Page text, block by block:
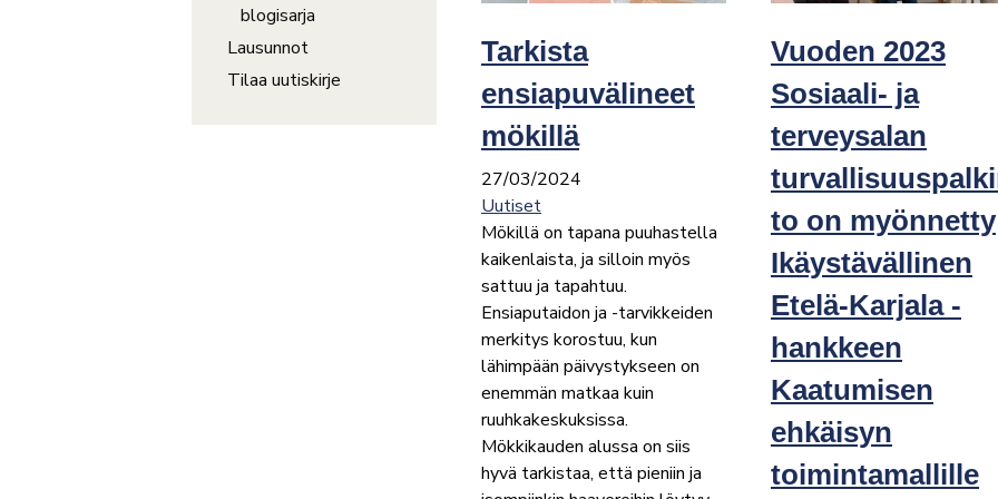
Tarkista
ensiapuvälineet
mökillä
27/03/2024
Uutiset
Mökillä on tapana puuhastella
kaikenlaista, ja silloin myös
sattuu ja tapahtuu.
Ensiaputaidon ja -tarvikkeiden
merkitys korostuu, kun
lähimpään päivystykseen on
enemmän matkaa kuin
ruuhkakeskuksissa.
Mökkikauden alussa on siis
hyvä tarkistaa, että pieniin ja
Vuoden 2023
Sosiaali- ja
terveysalan
to on myönnetty
Ikäystävällinen
Etelä-Karjala -
hankkeen
Kaatumisen
ehkäisyn
toimintamallille
blogisarja
Lausunnot
Tilaa uutiskirje